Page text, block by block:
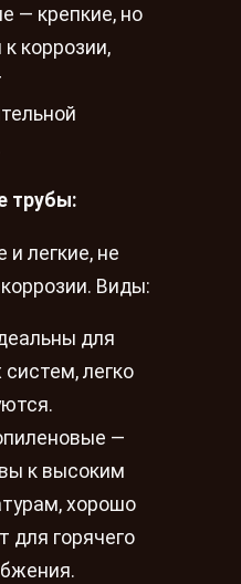
— крепкие, но
коррозии,
трубы:
легкие, не
Виды:
для
легко
—
к высоким
хорошо
для горячего